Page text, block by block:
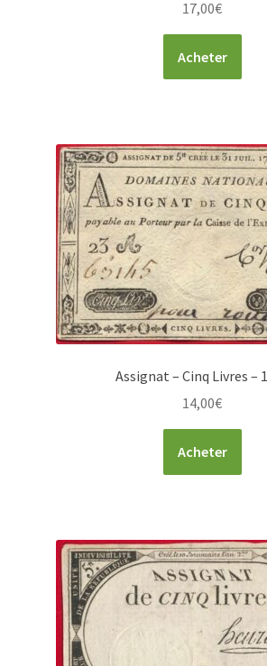
17,00€
Acheter
Assignat – Cinq Livres –
14,00€
Acheter